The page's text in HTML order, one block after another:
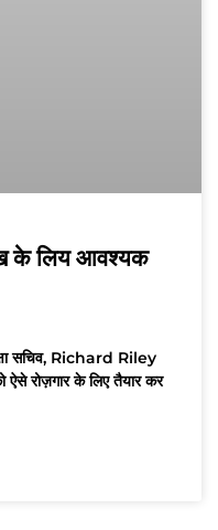
के लिय आवश्यक
सचिव, Richard Riley
ऐसे रोज़गार के लिए तैयार कर